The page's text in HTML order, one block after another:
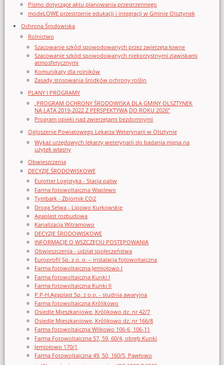
Pismo dotyczące aktu planowania przestrzennego
modeLOWE przestrzenie edukacji i integracji w Gminie Olsztynek
Ochrona Środowiska
Rolnictwo
Szacowanie szkód spowodowanych przez zwierzęta łowne
Szacowanie szkód spowodowanych niekorzystnymi zjawiskami
atmosferycznymi
Komunikaty dla rolników
Zasady stosowania środków ochrony roślin
PLANY I PROGRAMY
„PROGRAM OCHRONY ŚRODOWISKA DLA GMINY OLSZTYNEK
NA LATA 2019-2022 Z PERSPEKTYWĄ DO ROKU 2026”
Program opieki nad zwierzętami bezdomnymi
Ogloszenie Powiatowego Lekarza Weterynarii w Olsztynie
Wykaz urzędowych lekarzy weterynarii do badania mięsa na
użytek własny
Obwieszczenia
DECYZJE ŚRODOWISKOWE
Eurotter Logistyka - Stacja paliw
Farma fotowoltaiczna Waplewo
Tymbark - Zbiornik CO2
Droga Selwa - Lipowo Kurkowskie
Agaplast rozbudowa
Kanalizacja Witramowo
DECYZJE ŚRODOWISKOWE
INFORMACJE O WSZCZĘCIU POSTĘPOWANIA
Obwieszczenia - udział społeczeństwa
Europrofil Sp. z o. o. – instalacja fotowoltaiczna
Farma fotowoltaiczna Jemiołowo I
Farma fotowoltaiczna Kunki I
Farma fotowoltaiczna Kunki II
P.P-H.Agaplast Sp. z o.o. - studnia awaryjna
Farma fotowoltaiczna Królikowo
Osiedle Mieszkaniowe, Królikowo dz. nr 42/7
Osiedle Mieszkaniowe, Królikowo dz. nr 166/8
Farma fotowoltaiczna Wilkowo 106-6, 106-11
Farma Fotowoltaiczna 57, 59, 60/4, obręb Kunki
Jemiołowo 170/1
Farma Fotowoltaiczna 49, 50, 160/5, Pawłowo